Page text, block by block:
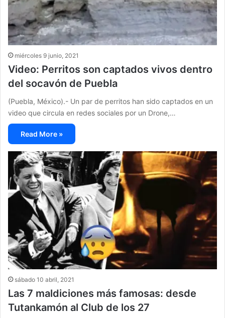
miércoles 9 junio, 2021
Video: Perritos son captados vivos dentro
del socavón de Puebla
(Puebla, México).- Un par de perritos han sido captados en un
video que circula en redes sociales por un Drone,…
Read More »
sábado 10 abril, 2021
Las 7 maldiciones más famosas: desde
Tutankamón al Club de los 27